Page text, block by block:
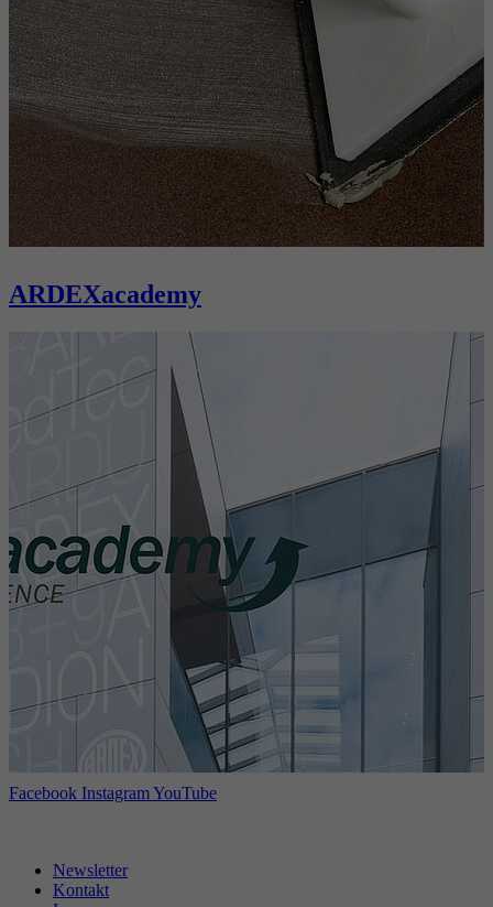
ARDEXacademy
Facebook InstagramYouTube
Newsletter
Kontakt